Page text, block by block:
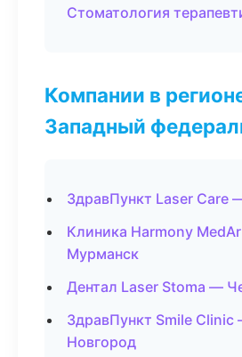
Стоматология
Компании в
Западный
ЗдравПункт Laser Care
Клиника Harmony
Мурманск
Дентал Laser Stoma —
ЗдравПункт Smile
Новгород